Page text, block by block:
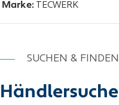
Marke:
TECWERK
SUCHEN & FINDEN
Händlersuche